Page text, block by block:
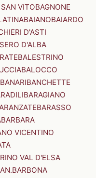
VITOBAGNONE
BAIANOBAIARDO
D'ASTI
D'ALBA
BALESTRINO
BALOCCO
BANARIBANCHETTE
BARAGIANO
BARASSO
BARBARA
VICENTINO
VAL D'ELSA
BARBONA